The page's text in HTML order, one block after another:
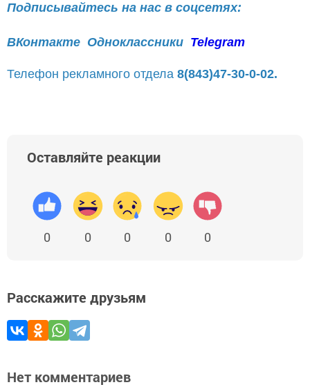
Подписывайтесь на нас в соцсетях:
ВКонтакте Одноклассники Telegram
Телефон рекламного отдела 8(843)47-30-0-02.
Оставляйте реакции
0 0 0 0 0
Расскажите друзьям
Нет комментариев